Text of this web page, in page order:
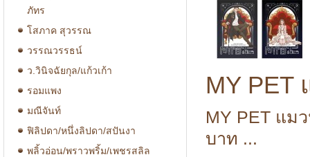
ภัทร
โสภาค สุวรรณ
วรรณวรรธน์
ว.วินิจฉัยกุล/แก้วเก้า
รอมแพง
มณีจันท์
ฟิลิปดา/หนึ่งลิปดา/สปันงา
พลิ้วอ่อน/พราวพริ้ม/เพชรสลิล
MY PET
MY PET แม
บาท ...